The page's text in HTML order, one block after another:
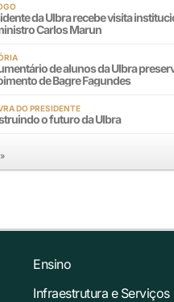
da Ulbra recebe visita
Carlos Marun
de alunos da Ulbra
de Bagre Fagundes
DO PRESIDENTE
o futuro da Ulbra
Ensino
Infraestrutura e Serviços